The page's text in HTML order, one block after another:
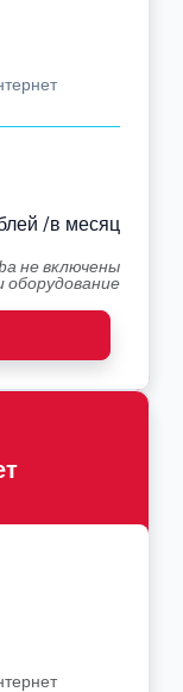
/в месяц
не включены
оборудование